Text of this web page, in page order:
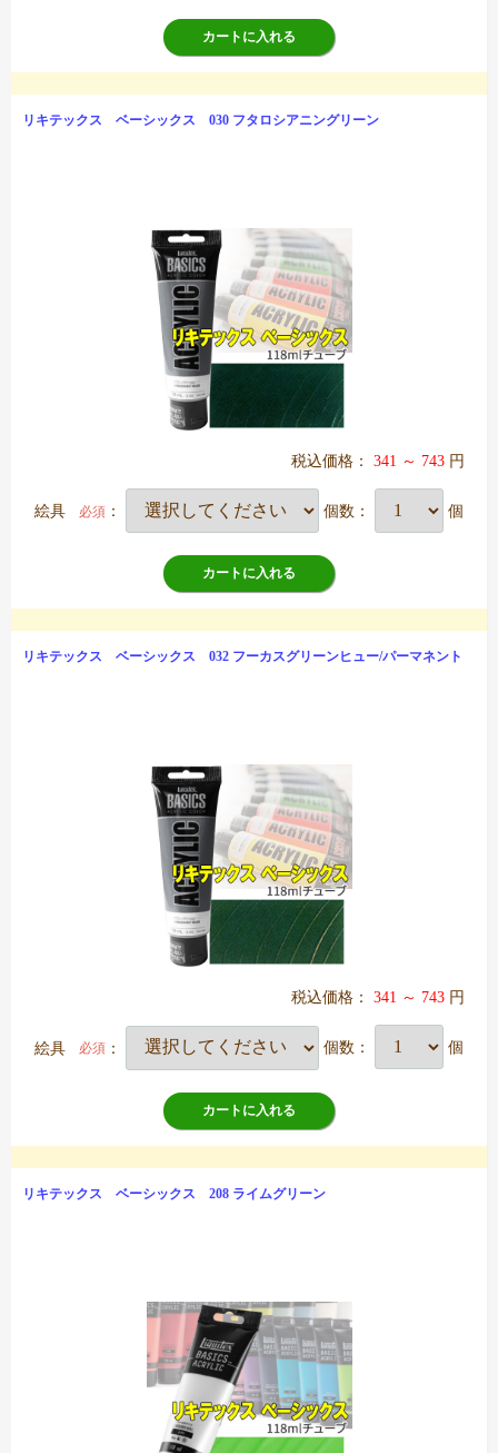
カートに入れる
リキテックス ベーシックス 030 フタロシアニングリーン
税込価格： 341 ～ 743 円
絵具 必須 ： 個数： 個
カートに入れる
リキテックス ベーシックス 032 フーカスグリーンヒュー/パーマネント
税込価格： 341 ～ 743 円
絵具 必須 ： 個数： 個
カートに入れる
リキテックス ベーシックス 208 ライムグリーン